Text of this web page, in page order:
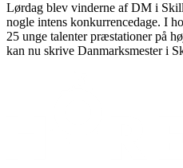
Lørdag blev vinderne af DM i
nogle intens konkurrencedage. I
25 unge talenter præstationer på
kan nu skrive Danmarksmester i